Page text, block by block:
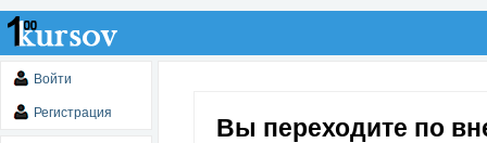
Войти
Регистрация
Вы переходите по